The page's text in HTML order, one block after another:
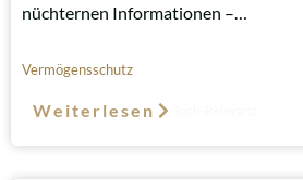
nüchternen Informationen –…
Vermögensschutz
Weiterlesen